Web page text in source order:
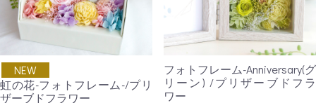
NEW
虹の花-フォトフレーム-/プリ
ザーブドフラワー
フォトフレーム-Anniversary(グ
リーン) /プリザーブドフラ
ワー